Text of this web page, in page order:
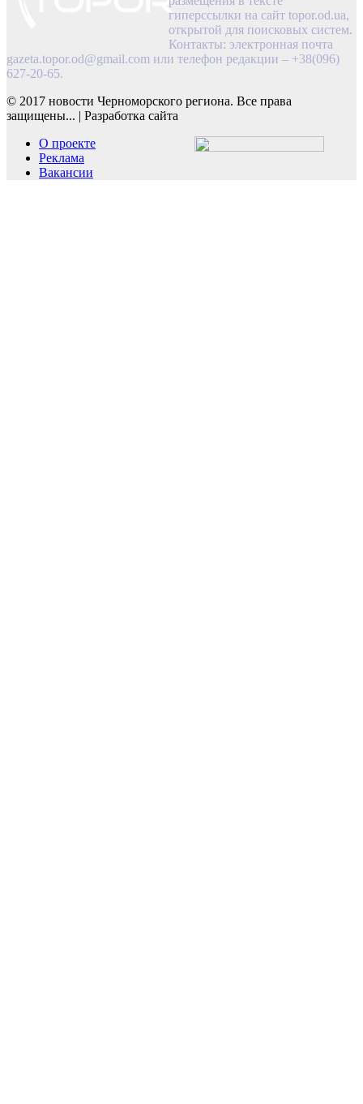
гиперссылки на сайт topor.od.ua,
открытой для поисковых систем.
Контакты: электронная почта
gazeta.topor.od@gmail.com или телефон редакции – +38(096)
627-20-65.
© 2017 новости Черноморского региона. Все права
защищены... | Разработка сайта
О проекте
Реклама
Вакансии